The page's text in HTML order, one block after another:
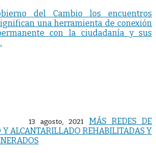
del Cambio los encuentros
una herramienta de conexión
con la ciudadanía y sus
13 agosto, 2021
MÁS REDES DE
Y ALCANTARILLADO REHABILITADAS Y